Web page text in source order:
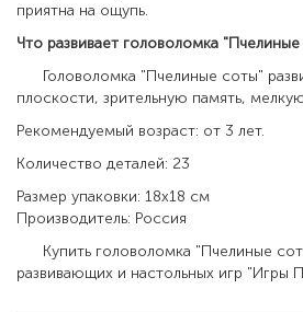
приятна на ощупь.
Что развивает головоломка
Головоломка "Пчелиные соты"
плоскости, зрительную память,
Рекомендуемый возраст: от 3 лет.
Количество деталей: 23
Размер упаковки: 18х18 см
Производитель: Россия
Купить головоломка "Пчелиные
развивающих и настольных игр "Игры